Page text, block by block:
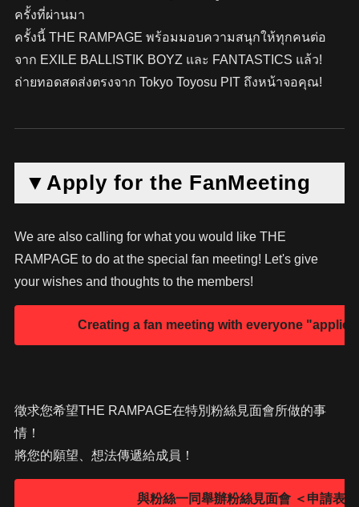
ครั้งที่ผ่านมา
ครั้งนี้ THE RAMPAGE พร้อมมอบความสนุกให้ทุกคนต่อ
จาก EXILE BALLISTIK BOYZ และ FANTASTICS แล้ว!
ถ่ายทอดสดส่งตรงจาก Tokyo Toyosu PIT ถึงหน้าจอคุณ!
▼Apply for the FanMeeting
We are also calling for what you would like THE
RAMPAGE to do at the special fan meeting! Let's give
your wishes and thoughts to the members!
徵求您希望THE RAMPAGE在特別粉絲見面會所做的事
情！
將您的願望、想法傳遞給成員！